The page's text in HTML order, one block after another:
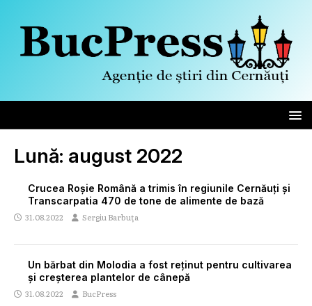
Lună: august 2022
Crucea Roșie Română a trimis în regiunile Cernăuți și
Transcarpatia 470 de tone de alimente de bază
31.08.2022 Sergiu Barbuța
Un bărbat din Molodia a fost reținut pentru cultivarea
și creșterea plantelor de cânepă
31.08.2022 BucPress